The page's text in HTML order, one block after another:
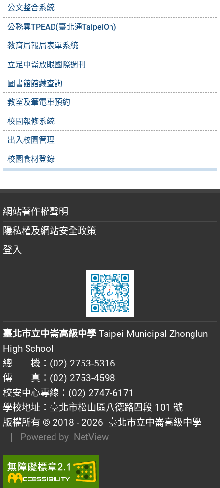
公文整合系統
公務雲TPEAD(臺北通TaipeiOn)
教育局報局表單系統
立足中崙放眼國際週刊
圖書館館藏查詢
教室及筆電車預約
校園報修系統
出入校園管理
校園食材登錄
網站著作權聲明
隱私權及網站安全政策
登入
臺北市立中崙高級中學 Taipei Municipal Zhonglun
High School
總 機：(02) 2753-5316
傳 真：(02) 2753-4598
校安中心專線：(02) 2747-6171
學校地址：臺北市松山區八德路四段 101 號
版權所有 © 2018 - 2026 臺北市立中崙高級中學
| Powered by NetView